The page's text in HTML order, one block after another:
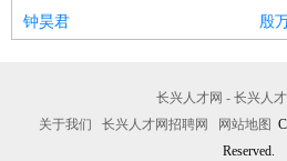
钟昊君
殷
长兴人才网 - 长兴人
关于我们
长兴人才网招聘网 网站地图
Reserved.